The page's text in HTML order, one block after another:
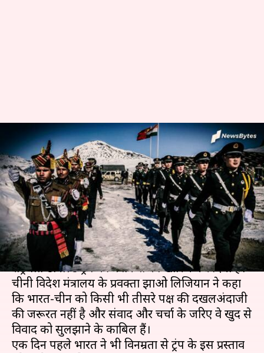
भारत-चीन सीमा विवाद: चीन ने
खारिज की अमेरिकी राष्ट्रपति ट्रंप की
मध्यस्थता करने की पेशकश
लेखन मुकुल तोमर May 29, 2020 05:16 pm
क्या है खबर?
चीन ने भारत-चीन सीमा विवाद में मध्यस्थता के अमेरिकी
राष्ट्रपति डोनाल्ड ट्रंप की पेशकश को खारिज कर दिया है।
चीनी विदेश मंत्रालय के प्रवक्ता झाओ लिजियान ने कहा
कि भारत-चीन को किसी भी तीसरे पक्ष की दखलअंदाजी
की जरूरत नहीं है और संवाद और चर्चा के जरिए वे खुद से
विवाद को सुलझाने के काबिल हैं।
एक दिन पहले भारत ने भी विनम्रता से ट्रंप के इस प्रस्ताव